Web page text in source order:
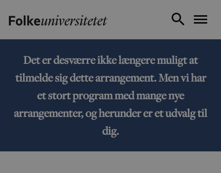
Det er desværre ikke længere muligt at
tilmelde sig dette arrangement. Men vi har
et stort program med mange nye
arrangementer, og herunder er et udvalg til
dig.